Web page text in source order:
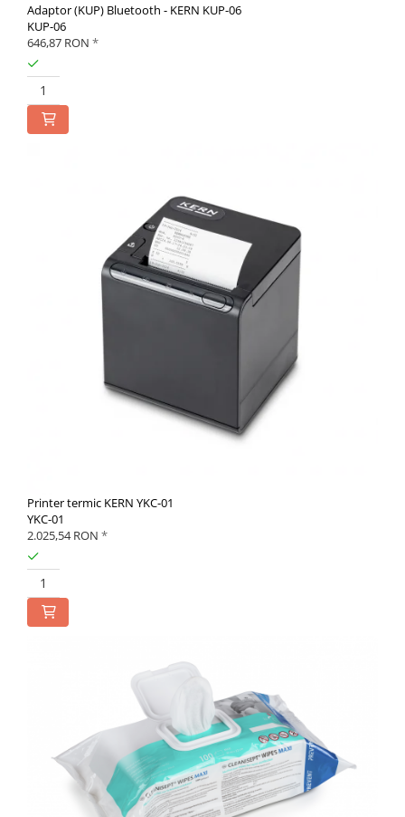
Adaptor (KUP) Bluetooth - KERN KUP-06
KUP-06
646,87 RON *
Printer termic KERN YKC-01
YKC-01
2.025,54 RON *